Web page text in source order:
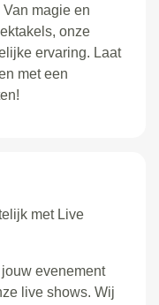
magie en
onze
ervaring. Laat
met een
met Live
evenement
live shows. Wij